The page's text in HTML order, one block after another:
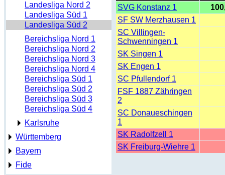
Landesliga Nord 2
Landesliga Süd 1
Landesliga Süd 2
Bereichsliga Nord 1
Bereichsliga Nord 2
Bereichsliga Nord 3
Bereichsliga Nord 4
Bereichsliga Süd 1
Bereichsliga Süd 2
Bereichsliga Süd 3
Bereichsliga Süd 4
Karlsruhe
Württemberg
Bayern
Fide
SVG Konstanz 1
SF SW Merzhausen 1
SC Villingen-
Schwenningen 1
SK Singen 1
SK Engen 1
SC Pfullendorf 1
FSF 1887 Zähringen
2
SC Donaueschingen
1
SK Radolfzell 1
SK Freiburg-Wiehre 1